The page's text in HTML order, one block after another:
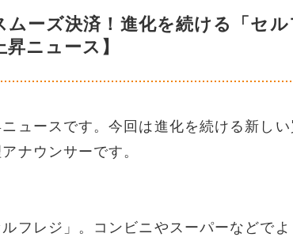
ーズ決済！進化を続ける「セル
昇ニュース】
ュースです。今回は進化を続ける新し
ナウンサーです。
フレジ」。コンビニやスーパーなどで